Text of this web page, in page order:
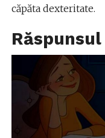
căpăta dexteritate.
Răspunsul